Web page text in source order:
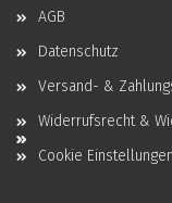
AGB
Datenschutz
Versand- &
Widerrufsrecht &
Cookie Einstellungen